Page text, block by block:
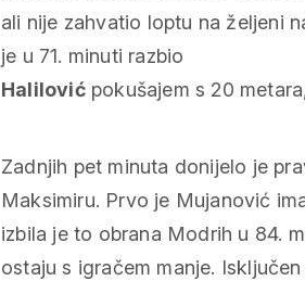
ali nije zahvatio loptu na željeni
je u 71. minuti razbio
Halilovićpokušajem s 20
Zadnjih pet minuta donijelo je
Maksimiru. Prvo je Mujanović
izbila je to obrana Modrih u 84.
ostaju s igračem manje.